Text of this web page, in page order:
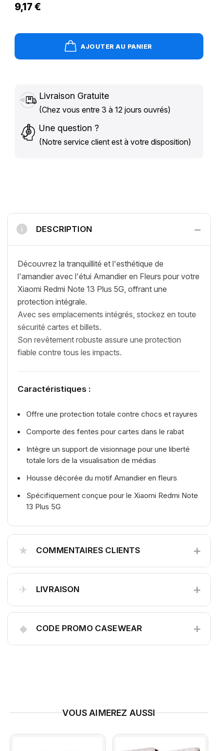
9,17 €
AJOUTER AU PANIER
Livraison Gratuite
(Chez vous entre 3 à 12 jours ouvrés)
Une question ?
(Notre service client est à votre disposition)
i DESCRIPTION −
Découvrez la tranquillité et l'esthétique de
l'amandier avec l'étui Amandier en Fleurs pour votre
Xiaomi Redmi Note 13 Plus 5G, offrant une
protection intégrale.
Avec ses emplacements intégrés, stockez en toute
sécurité cartes et billets.
Son revêtement robuste assure une protection
fiable contre tous les impacts.
Caractéristiques :
Offre une protection totale contre chocs et rayures
Comporte des fentes pour cartes dans le rabat
Intègre un support de visionnage pour une liberté
totale lors de la visualisation de médias
Housse décorée du motif Amandier en fleurs
Spécifiquement conçue pour le Xiaomi Redmi Note
13 Plus 5G
★ COMMENTAIRES CLIENTS +
✈ LIVRAISON +
◆ CODE PROMO CASEWEAR +
VOUS AIMEREZ AUSSI